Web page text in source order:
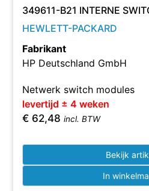
349611-B21 INTERNE
HEWLETT-PACKARD
Fabrikant
HP Deutschland GmbH
Netwerk switch modules
levertijd ± 4 weken
€ 62,48 incl. BTW
Bekijk
In